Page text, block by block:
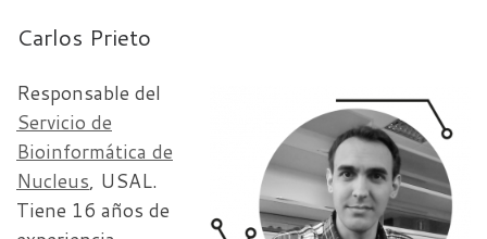
Carlos Prieto
Responsable del
Servicio de
Bioinformática de
Nucleus, USAL.
Tiene 16 años de